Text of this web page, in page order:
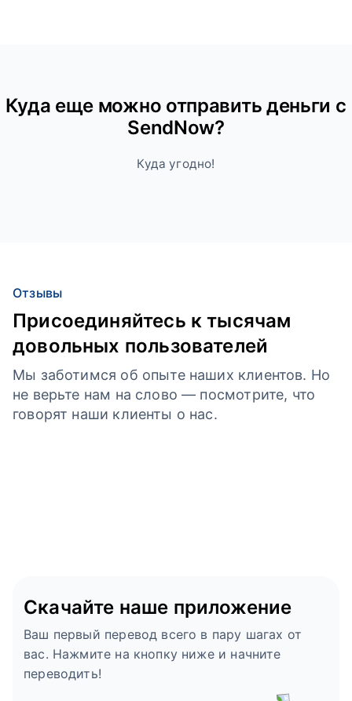
Куда ещe можно отправить деньги с
SendNow?
Куда угодно!
Отзывы
Присоединяйтесь к тысячам
довольных пользователей
Мы заботимся об опыте наших клиентов. Но
не верьте нам на слово — посмотрите, что
говорят наши клиенты о нас.
Скачайте наше приложение
Ваш первый перевод всего в пару шагах от
вас. Нажмите на кнопку ниже и начните
переводить!